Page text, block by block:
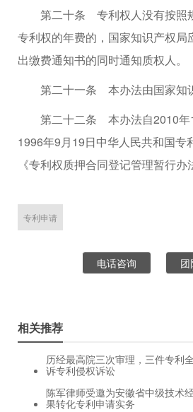
第二十条 专利权人没有按照
专利权的年费的，国家知识产权局
出缴费通知书的同时通知质权人。
第二十一条 本办法由国家知识
第二十二条 本办法自2010年
1996年9月19日中华人民共和国专
《专利权质押合同登记管理暂行办
专利申请
电话咨询 团
相关推荐
历经最高院三次审理，三件专利
诉专利侵权诉讼
陈军律师受邀为安徽省中级技术
果转化专利申请实务